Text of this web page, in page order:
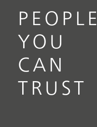
PEOPLE
YOU
CAN
TRUST